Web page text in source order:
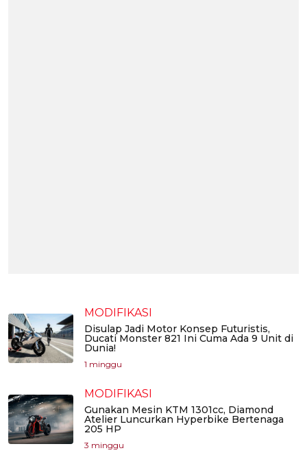
MODIFIKASI
Disulap Jadi Motor Konsep Futuristis,
Ducati Monster 821 Ini Cuma Ada 9 Unit di
Dunia!
1 minggu
MODIFIKASI
Gunakan Mesin KTM 1301cc, Diamond
Atelier Luncurkan Hyperbike Bertenaga
205 HP
3 minggu